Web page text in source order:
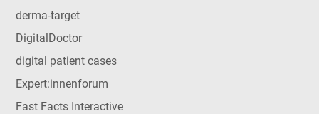
derma-target
DigitalDoctor
digital patient cases
Expert:innenforum
Fast Facts Interactive